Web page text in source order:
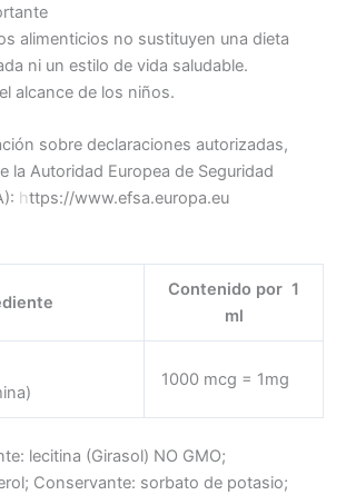
alimenticios no sustituyen una dieta
ni un estilo de vida saludable.
alcance de los niños.
sobre declaraciones autorizadas,
la Autoridad Europea de Seguridad
https://www.efsa.europa.eu
Contenido por 1
ml
1000 mcg = 1mg
lecitina (Girasol) NO GMO;
Conservante: sorbato de potasio;